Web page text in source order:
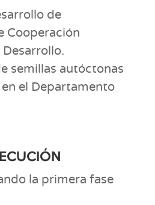
de
Cooperación
semillas autóctonas
el Departamento
la primera fase